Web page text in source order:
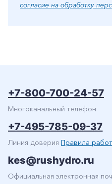
согласие на обработку
+7-800-700-24-57
Многоканальный телефон
+7-495-785-09-37
Линия доверия Правила
kes@rushydro.ru
Официальная электронная